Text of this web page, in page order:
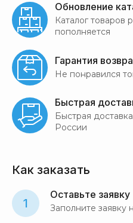
Обновление
Каталог товаров
пополняется
Гарантия
Не понравился
Быстрая
Быстрая
России
Как заказать
1
Оставьте заявку
Заполните заявку